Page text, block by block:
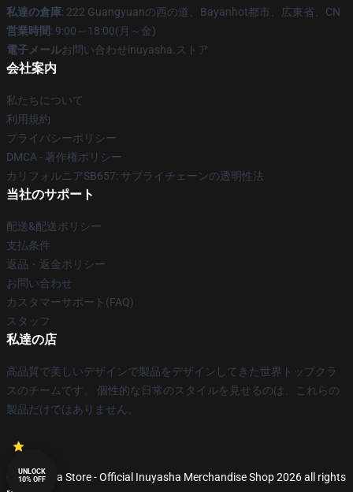
私達の倉庫: 222 Guangyuanの西の道、Bayanhot都市、広東省、CN
営業時間: 9:00～18:00(月～金)
電子メールお問い合わせinuyasha.ストア
会社案内
私たちについて
利用規約
プライバシーポリシー
DMCA - 著作権ポリシー
カリフォルニアSB657: サプライチェーンの透明性法
当社のサポート
配送&配送ポリシー
支払条件
返品・返金ポリシー
お問い合わせ
カスタマーサポート(FAQ)
スタッフ
私達の店
高品質で美しいデザインで製品をデザインしてきた世界トップクラ
スのチームです。 個性的な日常のスタイルを見せるのは、これらの
製品だけではありません。
© Inuyasha Store - Official Inuyasha Merchandise Shop 2026 all rights
UNLOCK
10% OFF